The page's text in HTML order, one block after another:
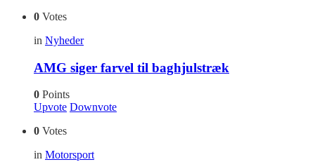
0 Votes
in Nyheder
AMG siger farvel til baghjulstræk
0 Points
Upvote Downvote
0 Votes
in Motorsport